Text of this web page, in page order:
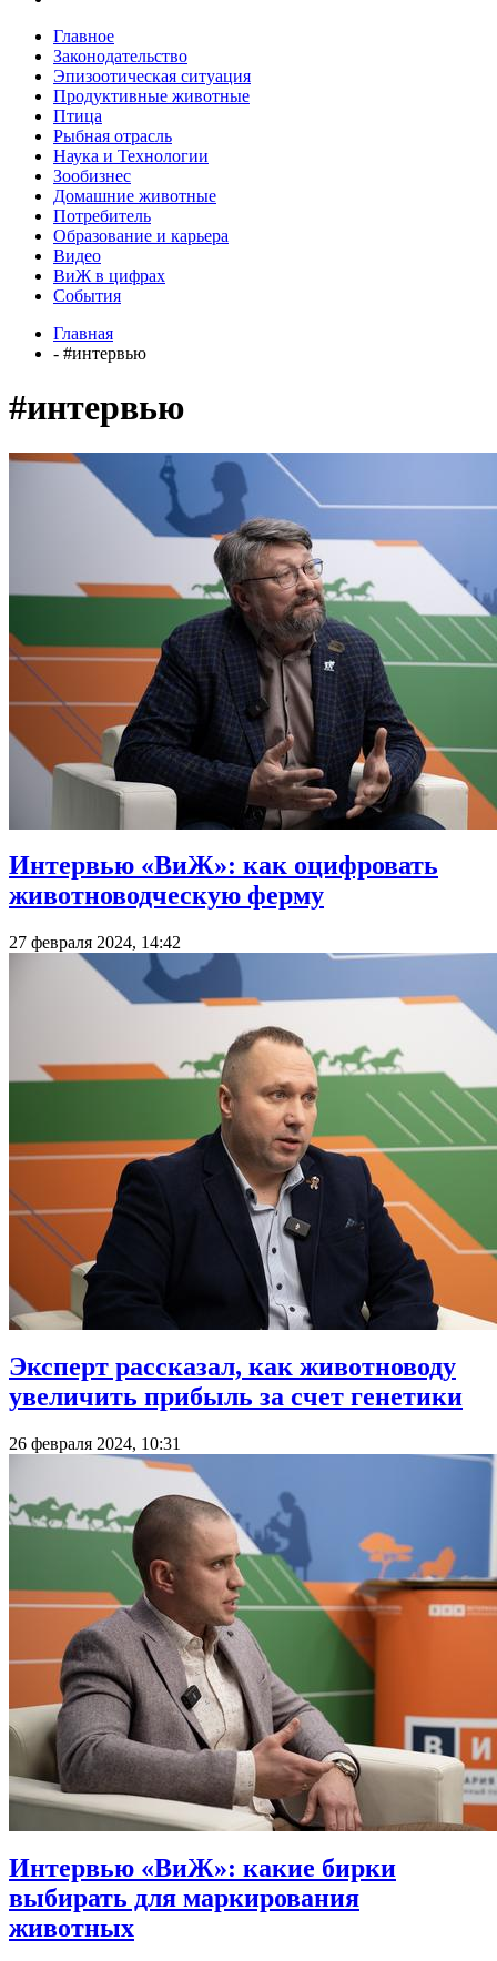
Главное
Законодательство
Эпизоотическая ситуация
Продуктивные животные
Птица
Рыбная отрасль
Наука и Технологии
Зообизнес
Домашние животные
Потребитель
Образование и карьера
Видео
ВиЖ в цифрах
События
Главная
- #интервью
#интервью
Интервью «ВиЖ»: как оцифровать
животноводческую ферму
27 февраля 2024, 14:42
Эксперт рассказал, как животноводу
увеличить прибыль за счет генетики
26 февраля 2024, 10:31
Интервью «ВиЖ»: какие бирки
выбирать для маркирования
животных